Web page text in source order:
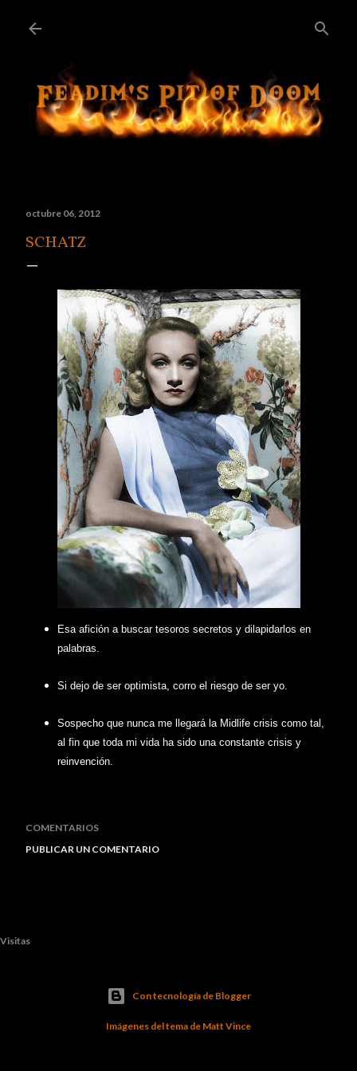
octubre 06, 2012
SCHATZ
Esa afición a buscar tesoros secretos y dilapidarlos en
palabras.
Si dejo de ser optimista, corro el riesgo de ser yo.
Sospecho que nunca me llegará la Midlife crisis como tal,
al fin que toda mi vida ha sido una constante crisis y
reinvención.
COMENTARIOS
PUBLICAR UN COMENTARIO
Visitas
Con tecnología de Blogger
Imágenes del tema de Matt Vince